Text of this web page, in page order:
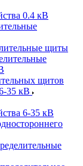
0.4 кВ
щиты
щитов
35 кВ
6-35 кВ